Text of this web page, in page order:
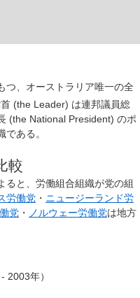
つ、オーストラリア唯一の全
(the Leader) は連邦議員総
(the National President) のポ
ある。
較
ると、労働組合組織が党の組
労働党 ・ ニュージーランド労
党 ・ ノルウェー労働党は地方
2003年）